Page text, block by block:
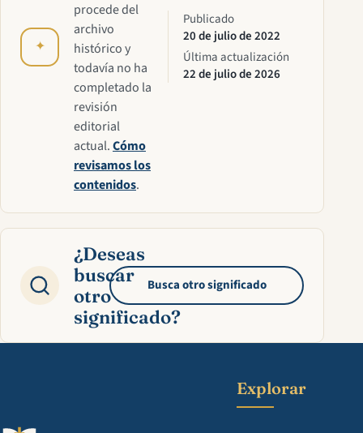
✦
procede del
archivo
histórico y
todavía no ha
completado la
revisión
editorial
actual.Cómo
revisamos los
contenidos.
Publicado
20 de julio de 2022
Última actualización
22 de julio de 2026
¿Deseas
buscar
otro
significado?
Busca otro significado
Explorar